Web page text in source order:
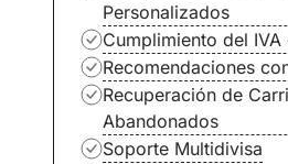
Personalizados
Cumplimiento del IVA
Recomendaciones
Recuperación de
Abandonados
Soporte Multidivisa